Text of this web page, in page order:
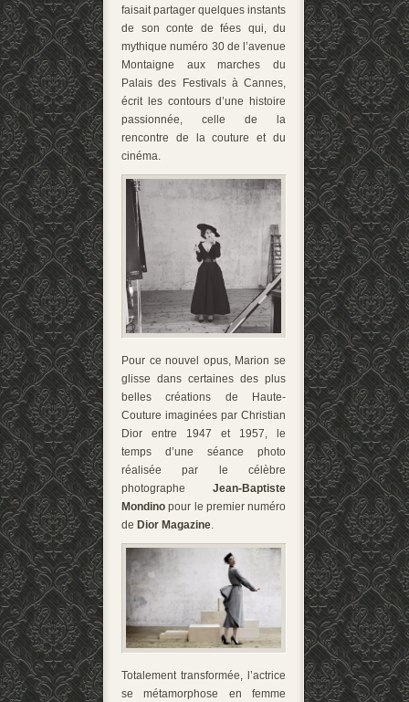
faisait partager quelques instants
de son conte de fées qui, du
mythique numéro 30 de l’avenue
Montaigne aux marches du
Palais des Festivals à Cannes,
écrit les contours d’une histoire
passionnée, celle de la
rencontre de la couture et du
cinéma.
Pour ce nouvel opus, Marion se
glisse dans certaines des plus
belles créations de Haute-
Couture imaginées par Christian
Dior entre 1947 et 1957, le
temps d’une séance photo
réalisée par le célèbre
photographe Jean-Baptiste
Mondino pour le premier numéro
de Dior Magazine
Totalement transformée, l’actrice
se métamorphose en femme